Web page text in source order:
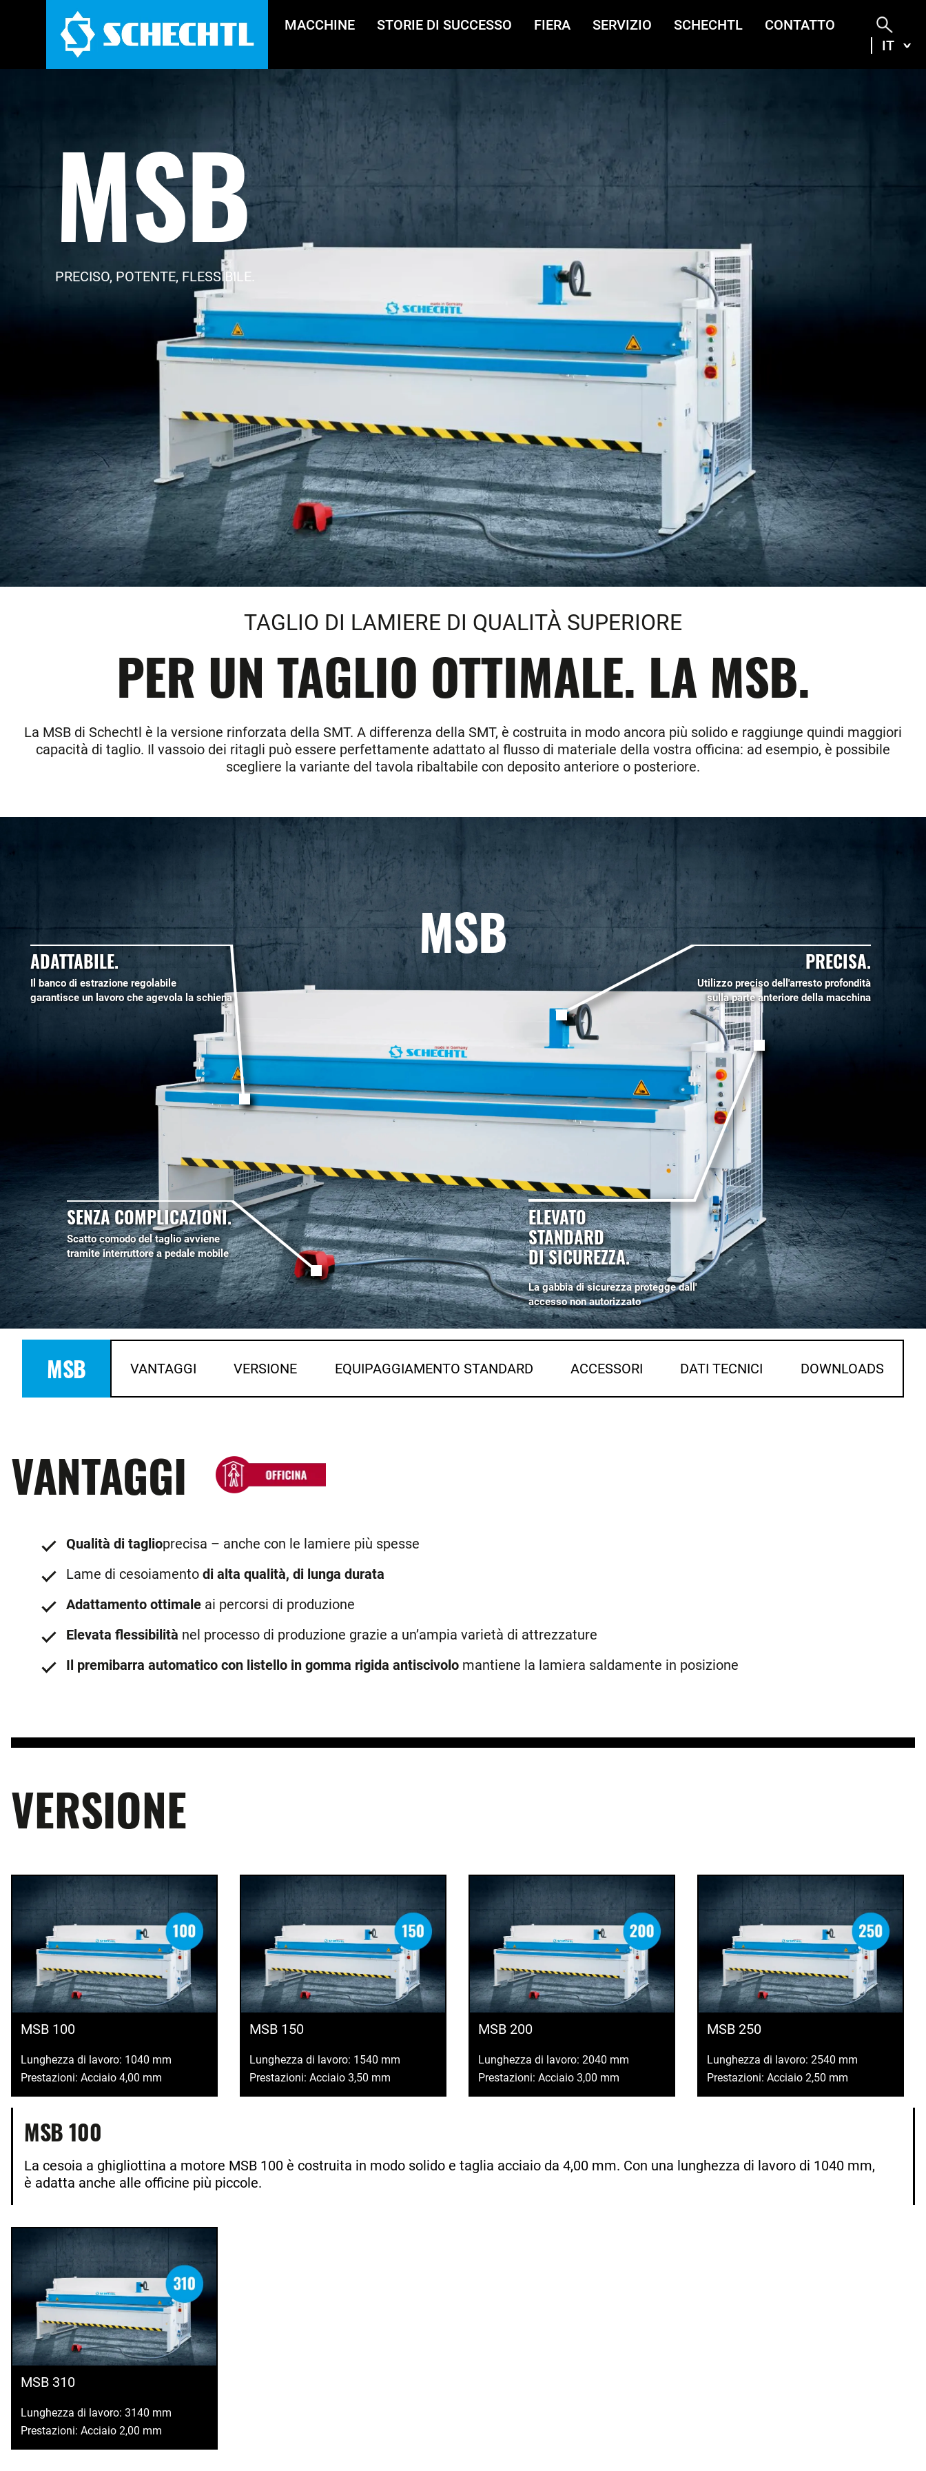
MACCHINE STORIE DI SUCCESSO FIERA SERVIZIO SCHECHTL
CONTATTO
IT
MSB
PRECISO, POTENTE, FLESSIBILE.
TAGLIO DI LAMIERE DI QUALITÀ SUPERIORE
PER UN TAGLIO OTTIMALE. LA MSB.
La MSB di Schechtl è la versione rinforzata della SMT. A differenza della SMT, è costruita in modo ancora più solido e raggiunge quindi maggiori
capacità di taglio. Il vassoio dei ritagli può essere perfettamente adattato al flusso di materiale della vostra officina: ad esempio, è possibile
scegliere la variante del tavola ribaltabile con deposito anteriore o posteriore.
MSB PRECISA.
Utilizzo preciso dell'arresto profondità
sulla parte anteriore della macchina
ELEVATO
STANDARD
DI SICUREZZA.
La gabbia di sicurezza protegge dall'
accesso non autorizzato
ADATTABILE.
Il banco di estrazione regolabile
garantisce un lavoro che agevola la schiena
SENZA COMPLICAZIONI.
Scatto comodo del taglio avviene
tramite interruttore a pedale mobile
MSB VANTAGGI VERSIONE EQUIPAGGIAMENTO STANDARD ACCESSORI DATI TECNICI DOWNLOADS
VANTAGGI
Qualità di taglioprecisa – anche con le lamiere più spesse
Lame di cesoiamento di alta qualità, di lunga durata
Adattamento ottimale ai percorsi di produzione
Elevata flessibilità nel processo di produzione grazie a un’ampia varietà di attrezzature
Il premibarra automatico con listello in gomma rigida antiscivolo mantiene la lamiera saldamente in posizione
VERSIONE
MSB 100
Lunghezza di lavoro: 1040 mm
Prestazioni: Acciaio 4,00 mm
MSB 150
Lunghezza di lavoro: 1540 mm
Prestazioni: Acciaio 3,50 mm
MSB 200
Lunghezza di lavoro: 2040 mm
Prestazioni: Acciaio 3,00 mm
MSB 250
Lunghezza di lavoro: 2540 mm
Prestazioni: Acciaio 2,50 mm
MSB 100
La cesoia a ghigliottina a motore MSB 100 è costruita in modo solido e taglia acciaio da 4,00 mm. Con una lunghezza di lavoro di 1040 mm,
è adatta anche alle officine più piccole.
MSB 310
Lunghezza di lavoro: 3140 mm
Prestazioni: Acciaio 2,00 mm